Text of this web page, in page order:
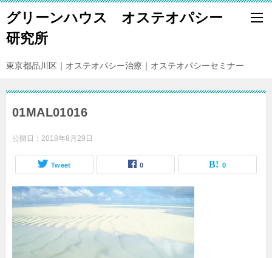
グリーンハウス オステオパシー
研究所
東京都品川区｜オステオパシー治療｜オステオパシーセミナー
01MAL01016
公開日： 2018年8月29日
Tweet 0 0